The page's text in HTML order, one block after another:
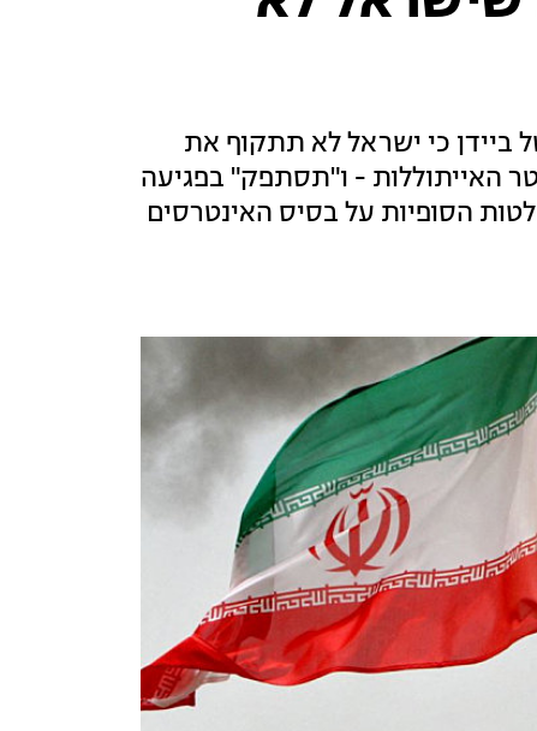
ביידן כי ישראל לא תתקוף את
האייתוללות - ו"תסתפק" בפגיעה
הסופיות על בסיס האינטרסים